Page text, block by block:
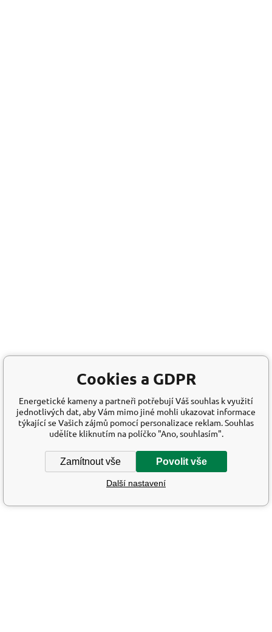
Cookies a GDPR
Energetické kameny a partneři potřebují Váš souhlas k využití
jednotlivých dat, aby Vám mimo jiné mohli ukazovat informace
týkající se Vašich zájmů pomocí personalizace reklam. Souhlas
udělíte kliknutím na políčko "Ano, souhlasím".
Zamítnout vše Povolit vše
Další nastavení